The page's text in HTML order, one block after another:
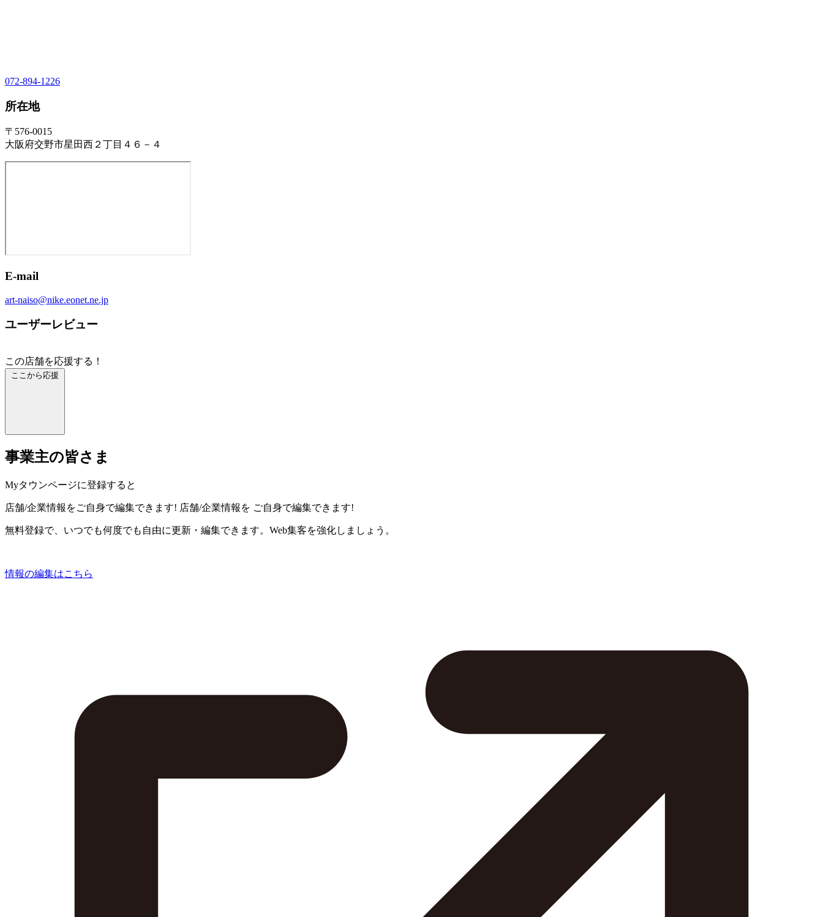
072-894-1226
所在地
〒576-0015
大阪府交野市星田西２丁目４６－４
E-mail
art-naiso@nike.eonet.ne.jp
ユーザーレビュー
この店舗を応援する！
ここから応援
事業主の皆さま
Myタウンページに登録すると
店舗/企業情報をご自身で編集できます! 店舗/企業情報を ご自身で編集できます!
無料登録で、いつでも何度でも自由に更新・編集できます。Web集客を強化しましょう。
情報の編集はこちら